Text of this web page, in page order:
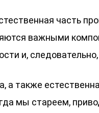
часть
важными
и,
а также
мы стареем,